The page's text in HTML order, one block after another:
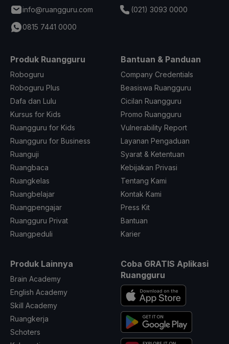
info@ruangguru.com
(021) 3093 0000
0815 7441 0000
Produk Ruangguru
Roboguru
Roboguru Plus
Dafa dan Lulu
Kursus for Kids
Ruangguru for Kids
Ruangguru for Business
Ruanguji
Ruangbaca
Ruangkelas
Ruangbelajar
Ruangpengajar
Ruangguru Privat
Ruangpeduli
Bantuan & Panduan
Company Credentials
Beasiswa Ruangguru
Cicilan Ruangguru
Promo Ruangguru
Vulnerability Report
Layanan Pengaduan
Syarat & Ketentuan
Kebijakan Privasi
Tentang Kami
Kontak Kami
Press Kit
Bantuan
Karier
Produk Lainnya
Brain Academy
English Academy
Skill Academy
Ruangkerja
Schoters
Coba GRATIS Aplikasi
Ruangguru